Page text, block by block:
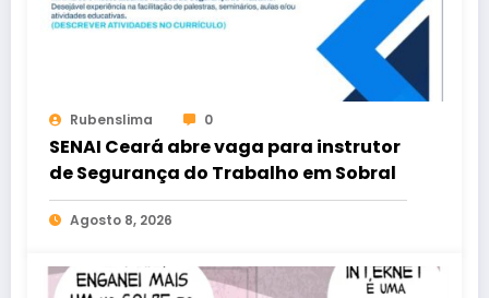
Rubenslima 0
SENAI Ceará abre vaga para instrutor
de Segurança do Trabalho em Sobral
Agosto 8, 2026